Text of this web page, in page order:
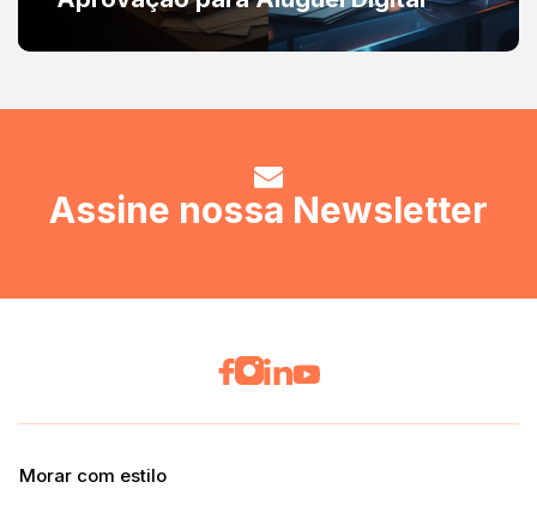
Assine nossa Newsletter
Morar com estilo